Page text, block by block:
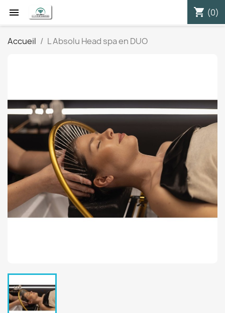
 shopping_cart (0)
Accueil L Absolu Head spa en DUO